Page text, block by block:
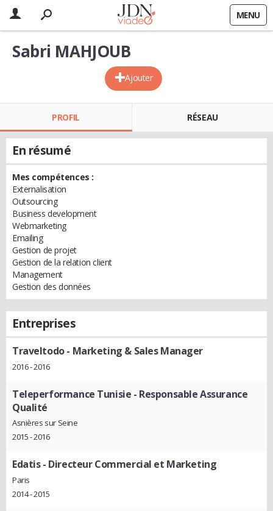
MENU
Ajouter
Sabri MAHJOUB
PROFIL RÉSEAU
En résumé
Mes compétences :
Externalisation
Outsourcing
Business development
Webmarketing
Emailing
Gestion de projet
Gestion de la relation client
Management
Gestion des données
Entreprises
Traveltodo- Marketing & Sales Manager
2016 - 2016
Teleperformance Tunisie - Responsable Assurance
Qualité
Asnières sur Seine
2015 - 2016
Edatis- Directeur Commercial et Marketing
Paris
2014 - 2015